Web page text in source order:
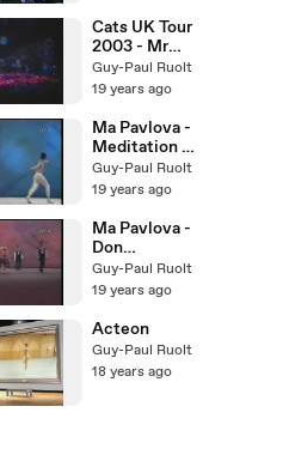
Cats UK Tour
2003 - Mr
Mistoffelees
Guy-Paul Ruolt
19 years ago
Ma Pavlova -
Meditation de
Thaïs
Guy-Paul Ruolt
19 years ago
Ma Pavlova -
Don
Quichotte
Guy-Paul Ruolt
19 years ago
Acteon
Guy-Paul Ruolt
18 years ago